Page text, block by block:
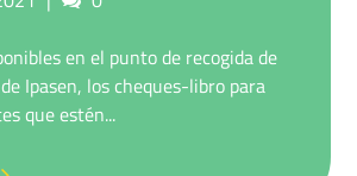
en el punto de recogida de
Ipasen, los cheques-libro para
que estén...